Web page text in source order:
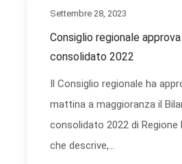
Settembre 28, 2023
Consiglio regionale
consolidato 2022
Il Consiglio regionale ha
mattina a maggioranza il
consolidato 2022 di Regione
che descrive,...